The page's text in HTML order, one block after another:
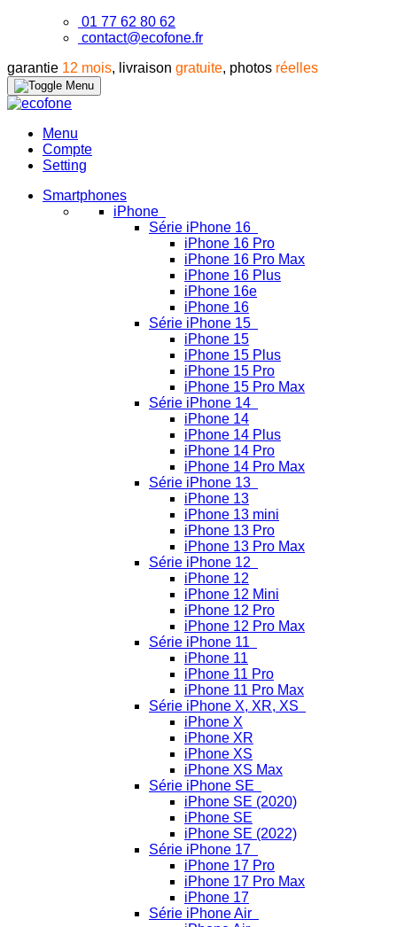
01 77 62 80 62
contact@ecofone.fr
garantie 12 mois, livraison gratuite, photos réelles
Menu
Compte
Setting
Smartphones
iPhone
Série iPhone 16
iPhone 16 Pro
iPhone 16 Pro Max
iPhone 16 Plus
iPhone 16e
iPhone 16
Série iPhone 15
iPhone 15
iPhone 15 Plus
iPhone 15 Pro
iPhone 15 Pro Max
Série iPhone 14
iPhone 14
iPhone 14 Plus
iPhone 14 Pro
iPhone 14 Pro Max
Série iPhone 13
iPhone 13
iPhone 13 mini
iPhone 13 Pro
iPhone 13 Pro Max
Série iPhone 12
iPhone 12
iPhone 12 Mini
iPhone 12 Pro
iPhone 12 Pro Max
Série iPhone 11
iPhone 11
iPhone 11 Pro
iPhone 11 Pro Max
Série iPhone X, XR, XS
iPhone X
iPhone XR
iPhone XS
iPhone XS Max
Série iPhone SE
iPhone SE (2020)
iPhone SE
iPhone SE (2022)
Série iPhone 17
iPhone 17 Pro
iPhone 17 Pro Max
iPhone 17
Série iPhone Air